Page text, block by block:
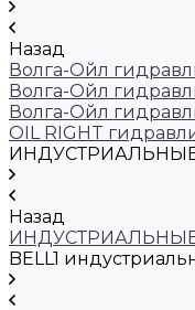
Назад
Волга-Ойл
Волга-Ойл
Волга-Ойл
OIL RIGHT
Назад
BELL1